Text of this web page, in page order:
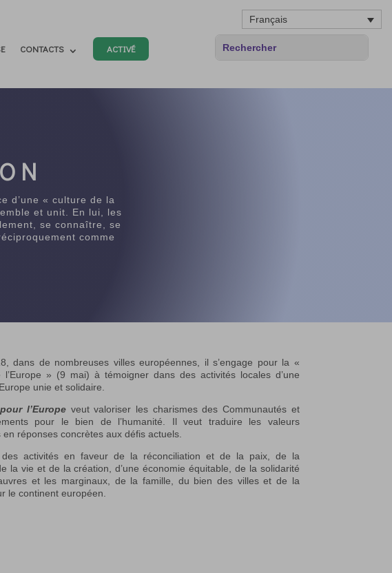
Français
CONTACTS ACTIVÉ
d’une « culture de la
et unit. En lui, les
se connaître, se
comme
dans de nombreuses villes européennes, il s’engage pour la «
l’Europe » (9 mai) à témoigner dans des activités locales d’une
unie et solidaire.
l’Europeveut valoriser les charismes des Communautés et
pour le bien de l’humanité. Il veut traduire les valeurs
en réponses concrètes aux défis actuels.
activités en faveur de la réconciliation et de la paix, de la
la vie et de la création, d’une économie équitable, de la solidarité
et les marginaux, de la famille, du bien des villes et de la
le continent européen.